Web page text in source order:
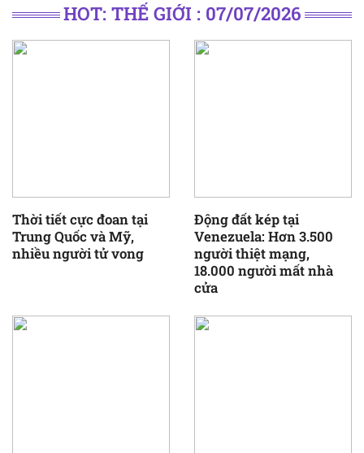
HOT: THẾ GIỚI : 07/07/2026
Thời tiết cực đoan tại
Trung Quốc và Mỹ,
nhiều người tử vong
Động đất kép tại
Venezuela: Hơn 3.500
người thiệt mạng,
18.000 người mất nhà
cửa